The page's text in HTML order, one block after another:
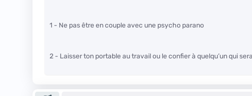
1 - Ne pas être en couple avec une psycho parano
2 - Laisser ton portable au travail ou le confier à quelqu’un qui